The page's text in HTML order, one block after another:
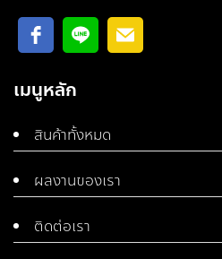
เมนูหลัก
สินค้าทั้งหมด
ผลงานของเรา
ติดต่อเรา